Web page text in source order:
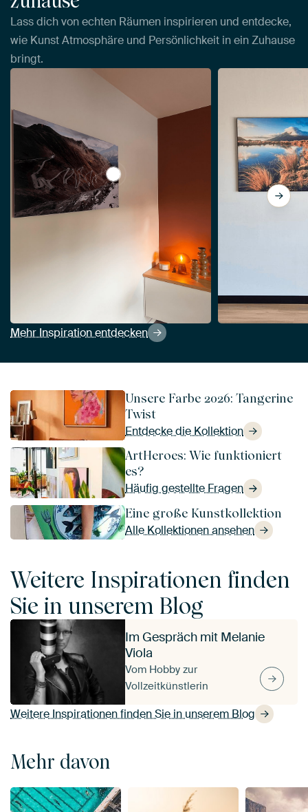
Lass dich von echten Räumen inspirieren und entdecke,
wie Kunst Atmosphäre und Persönlichkeit in ein Zuhause
bringt.
Mehr Inspiration entdecken
View Blick auf den Stilfserjochpass |
Unsere Farbe 2026: Tangerine
Twist
Entdecke die Kollektion
ArtHeroes: Wie funktioniert
es?
Häufig gestellte Fragen
Eine große Kunstkollektion
Alle Kollektionen ansehen
Weitere Inspirationen finden
Sie in unserem Blog
Weitere Inspirationen finden Sie in unserem Blog
Im Gespräch mit Melanie
Viola
Vom Hobby zur
Vollzeitkünstlerin
Mehr davon